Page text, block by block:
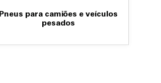
Pneus para camiões e veículos
pesados